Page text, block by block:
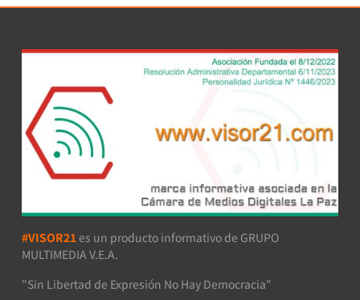
#VISOR21 es un producto informativo de GRUPO
MULTIMEDIA V.E.A.
"Sin Libertad de Expresión No Hay Democracia"